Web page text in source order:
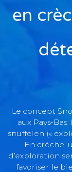
en
Le concept
aux Pays-
snuffelen («
En crèche,
d’exploration
favoriser le